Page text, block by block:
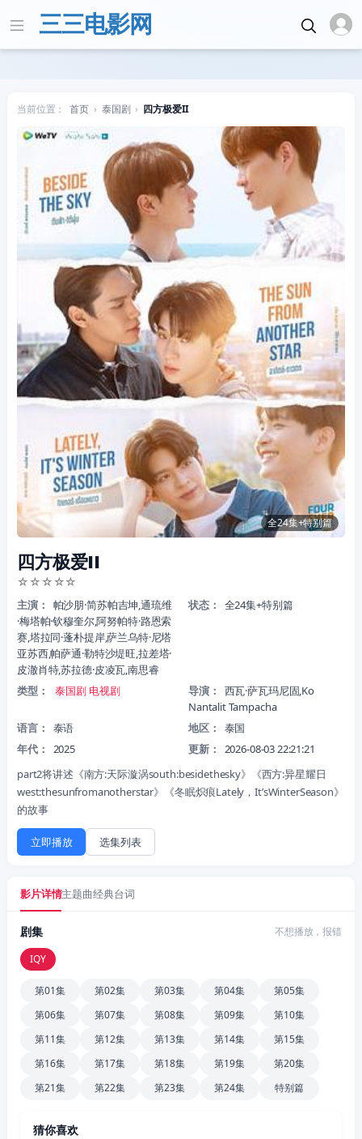
三三电影网
当前位置： 首页 › 泰国剧 › 四方极爱II
全24集+特别篇
四方极爱II
☆ ☆ ☆ ☆☆
主演：
帕沙朋·简苏帕吉坤,通琉维
·梅塔帕·钦穆奎尔,阿努帕特·路恩索
赛,塔拉同·蓬朴提岸,萨兰乌特·尼塔
亚苏西,帕萨通·勒特沙堤旺,拉差塔·
皮澈肖特,苏拉德·皮凌瓦,南思睿
状态： 全24集+特别篇
类型： 泰国剧 电视剧 导演：
西瓦·萨瓦玛尼固,Ko
Nantalit Tampacha
语言：
泰语 地区：
泰国
年代：
2025 更新：
2026-08-03 22:21:21
part2将讲述《南方:天际漩涡south:besidethesky》《西方:异星耀日
west:thesunfromanotherstar》《冬眠炽痕Lately，It’sWinterSeason》
的故事
立即播放 选集列表
影片详情主题曲经典台词
剧集 不想播放，报错
IQY
第01集 第02集 第03集 第04集
第05集
第06集
第07集 第08集 第09集
第10集
第11集
第12集 第13集 第14集
第15集
第16集
第17集 第18集 第19集
第20集
第21集
第22集 第23集 第24集 特别篇
猜你喜欢